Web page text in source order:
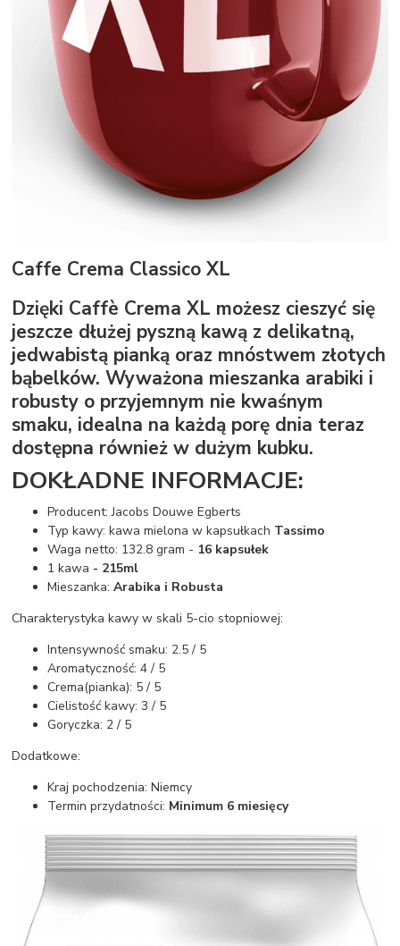
Caffe Crema Classico XL
Dzięki Caffè Crema XL możesz cieszyć się
jeszcze dłużej pyszną kawą z delikatną,
jedwabistą pianką oraz mnóstwem złotych
bąbelków. Wyważona mieszanka arabiki i
robusty o przyjemnym nie kwaśnym
smaku, idealna na każdą porę dnia teraz
dostępna również w dużym kubku.
DOKŁADNE INFORMACJE:
Producent: Jacobs Douwe Egberts
Typ kawy: kawa mielona w kapsułkach Tassimo
Waga netto: 132.8 gram - 16 kapsułek
1 kawa - 215ml
Mieszanka:Arabika i Robusta
Charakterystyka kawy w skali 5-cio stopniowej:
Intensywność smaku: 2.5 / 5
Aromatyczność: 4 / 5
Crema(pianka): 5 / 5
Cielistość kawy: 3 / 5
Goryczka: 2 / 5
Dodatkowe:
Kraj pochodzenia: Niemcy
Termin przydatności: Minimum 6 miesięcy